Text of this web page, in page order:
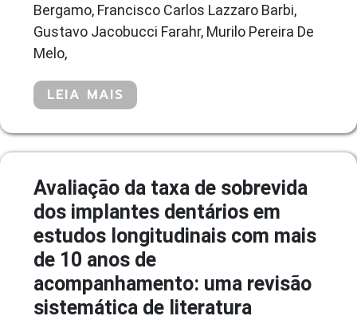
Bergamo, Francisco Carlos Lazzaro Barbi,
Gustavo Jacobucci Farahr, Murilo Pereira De
Melo,
LEIA MAIS
Avaliação da taxa de sobrevida
dos implantes dentários em
estudos longitudinais com mais
de 10 anos de
acompanhamento: uma revisão
sistemática de literatura